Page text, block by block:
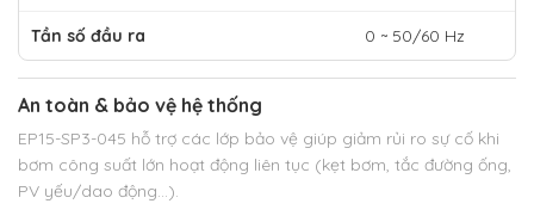
Tần số đầu ra 0 ~ 50/60 Hz
An toàn & bảo vệ hệ thống
EP15-SP3-045 hỗ trợ các lớp bảo vệ giúp giảm rủi ro sự cố khi
bơm công suất lớn hoạt động liên tục (kẹt bơm, tắc đường ống,
PV yếu/dao động…).